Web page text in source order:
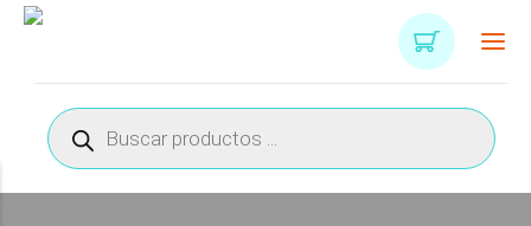
Búsqueda
de
productos